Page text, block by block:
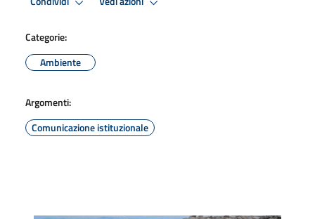
Categorie:
Ambiente
Argomenti:
Comunicazione istituzionale